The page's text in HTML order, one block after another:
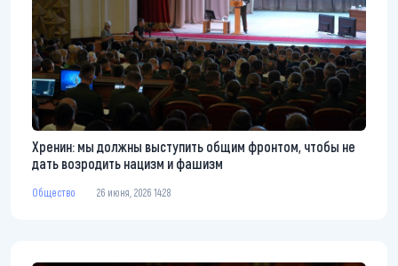
Хренин: мы должны выступить общим фронтом, чтобы не
дать возродить нацизм и фашизм
Общество 26 июня, 2026 14:28